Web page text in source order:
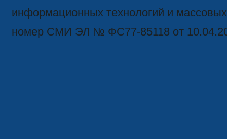
информационных технологий и
номер СМИ ЭЛ № ФС77-85118 от